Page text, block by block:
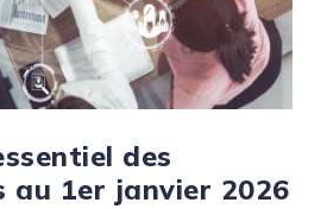
des
au 1er janvier 2026